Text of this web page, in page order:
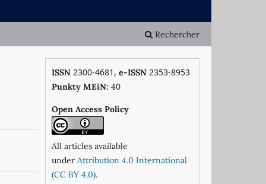
Rechercher
ISSN 2300-4681, e-ISSN 2353-8953
Punkty MEiN: 40
Open Access Policy
All articles available
under Attribution 4.0 International
(CC BY 4.0).